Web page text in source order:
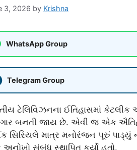
3, 2026 by Krishna
WhatsApp Group
Telegram Group
ટેલિવિઝનના ઈતિહાસમાં
બનતી જાય છે. એવી જ એક
સિરિયલે માત્ર મનોરંજન પૂરું
સંબંધ સ્થાપિત કર્યો હતો.